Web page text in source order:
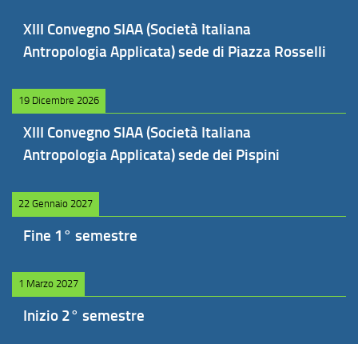
XIII Convegno SIAA (Società Italiana
Antropologia Applicata) sede di Piazza Rosselli
19 Dicembre 2026
XIII Convegno SIAA (Società Italiana
Antropologia Applicata) sede dei Pispini
22 Gennaio 2027
Fine 1° semestre
1 Marzo 2027
Inizio 2° semestre